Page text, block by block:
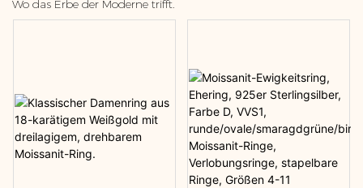
Wo das Erbe der Moderne trifft.